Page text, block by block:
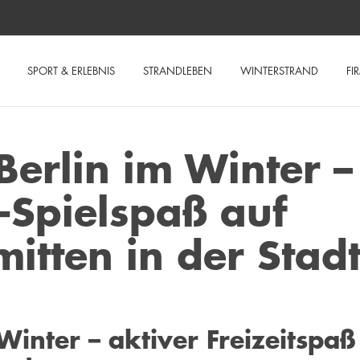
SPORT & ERLEBNIS STRANDLEBEN WINTERSTRAND
im Winter –
auf
in der
– aktiver Freizeitspaß